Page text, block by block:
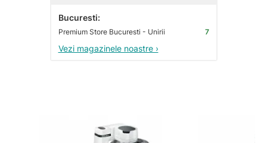
Bucuresti:
Premium Store Bucuresti - Unirii 7
Vezi magazinele noastre ›